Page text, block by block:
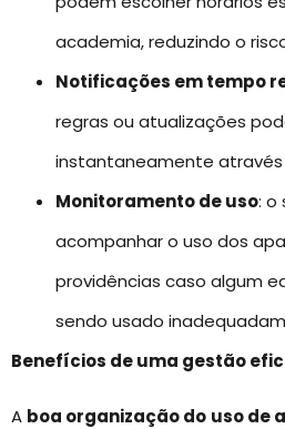
academia, reduzindo o
Notificações em tempo
regras ou atualizações
instantaneamente através
Monitoramento de uso: o
acompanhar o uso dos
providências caso algum
sendo usado
Benefícios de uma gestão
A boa organização do uso de